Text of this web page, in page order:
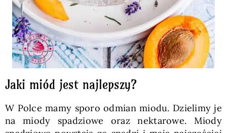
Jaki miód jest najlepszy?
W Polce mamy sporo odmian miodu. Dzielimy je
na miody spadziowe oraz nektarowe. Miody